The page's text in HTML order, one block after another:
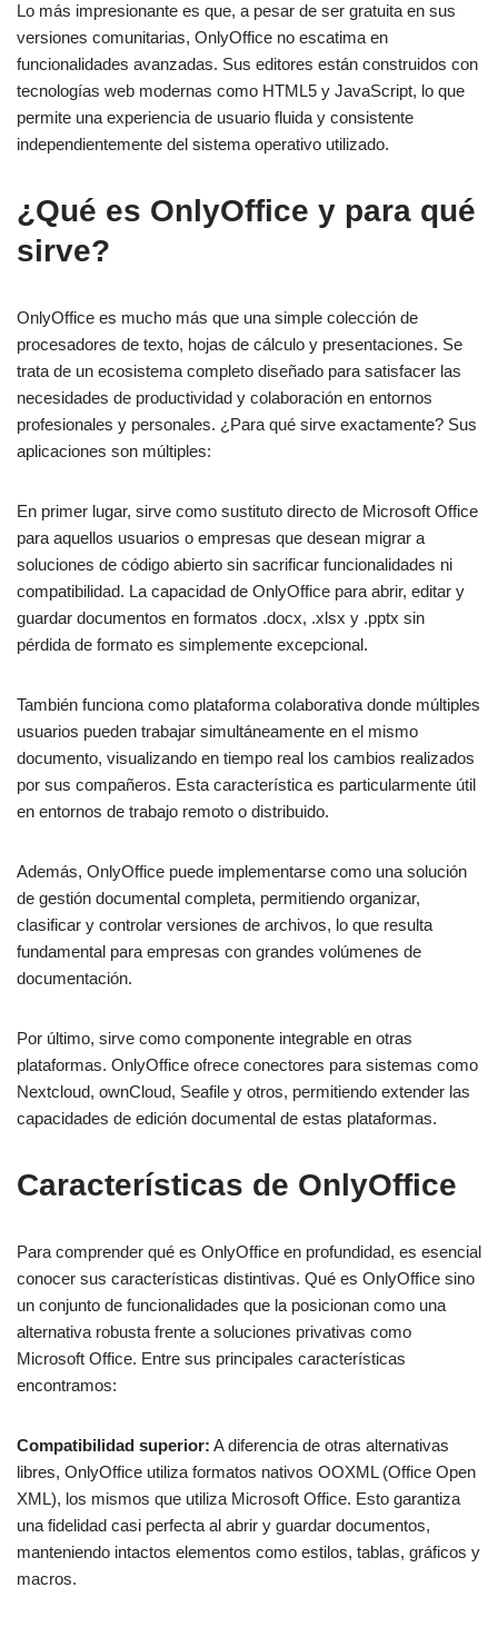
Lo más impresionante es que, a pesar de ser gratuita en sus
versiones comunitarias, OnlyOffice no escatima en
funcionalidades avanzadas. Sus editores están construidos con
tecnologías web modernas como HTML5 y JavaScript, lo que
permite una experiencia de usuario fluida y consistente
independientemente del sistema operativo utilizado.
¿Qué es OnlyOffice y para qué
sirve?
OnlyOffice es mucho más que una simple colección de
procesadores de texto, hojas de cálculo y presentaciones. Se
trata de un ecosistema completo diseñado para satisfacer las
necesidades de productividad y colaboración en entornos
profesionales y personales. ¿Para qué sirve exactamente? Sus
aplicaciones son múltiples:
En primer lugar, sirve como sustituto directo de Microsoft Office
para aquellos usuarios o empresas que desean migrar a
soluciones de código abierto sin sacrificar funcionalidades ni
compatibilidad. La capacidad de OnlyOffice para abrir, editar y
guardar documentos en formatos .docx, .xlsx y .pptx sin
pérdida de formato es simplemente excepcional.
También funciona como plataforma colaborativa donde múltiples
usuarios pueden trabajar simultáneamente en el mismo
documento, visualizando en tiempo real los cambios realizados
por sus compañeros. Esta característica es particularmente útil
en entornos de trabajo remoto o distribuido.
Además, OnlyOffice puede implementarse como una solución
de gestión documental completa, permitiendo organizar,
clasificar y controlar versiones de archivos, lo que resulta
fundamental para empresas con grandes volúmenes de
documentación.
Por último, sirve como componente integrable en otras
plataformas. OnlyOffice ofrece conectores para sistemas como
Nextcloud, ownCloud, Seafile y otros, permitiendo extender las
capacidades de edición documental de estas plataformas.
Características de OnlyOffice
Para comprender qué es OnlyOffice en profundidad, es esencial
conocer sus características distintivas. Qué es OnlyOffice sino
un conjunto de funcionalidades que la posicionan como una
alternativa robusta frente a soluciones privativas como
Microsoft Office. Entre sus principales características
encontramos:
Compatibilidad superior: A diferencia de otras alternativas
libres, OnlyOffice utiliza formatos nativos OOXML (Office Open
XML), los mismos que utiliza Microsoft Office. Esto garantiza
una fidelidad casi perfecta al abrir y guardar documentos,
manteniendo intactos elementos como estilos, tablas, gráficos y
macros.